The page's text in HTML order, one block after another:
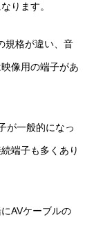
ります。
規格が違い、音
像用の端子があ
が一般的になっ
端子も多くあり
AVケーブルの